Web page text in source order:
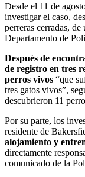
Desde el 11 de
investigar el caso,
perreras cerradas,
Departamento de
Después de
de registro en tres
perros vivos “que
tres gatos vivos”,
descubrieron 11
Por su parte, los
residente de
alojamiento y
directamente
comunicado de la